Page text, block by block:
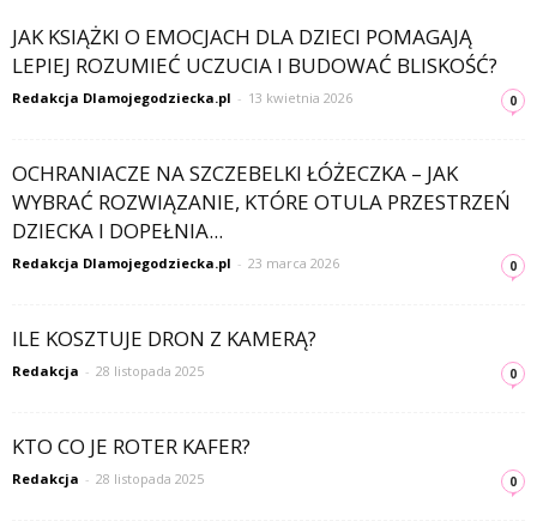
JAK KSIĄŻKI O EMOCJACH DLA DZIECI POMAGAJĄ
LEPIEJ ROZUMIEĆ UCZUCIA I BUDOWAĆ BLISKOŚĆ?
Redakcja Dlamojegodziecka.pl - 13 kwietnia 2026 0
OCHRANIACZE NA SZCZEBELKI ŁÓŻECZKA – JAK
WYBRAĆ ROZWIĄZANIE, KTÓRE OTULA PRZESTRZEŃ
DZIECKA I DOPEŁNIA...
Redakcja Dlamojegodziecka.pl - 23 marca 2026 0
ILE KOSZTUJE DRON Z KAMERĄ?
Redakcja - 28 listopada 2025 0
KTO CO JE ROTER KAFER?
Redakcja - 28 listopada 2025 0